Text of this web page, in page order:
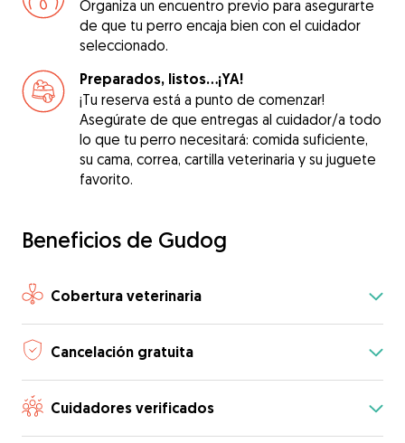
Organiza un encuentro previo para asegurarte
de que tu perro encaja bien con el cuidador
seleccionado.
Preparados, listos...¡YA!
¡Tu reserva está a punto de comenzar!
Asegúrate de que entregas al cuidador/a todo
lo que tu perro necesitará: comida suficiente,
su cama, correa, cartilla veterinaria y su juguete
favorito.
Beneficios de Gudog
Cobertura veterinaria
Cancelación gratuita
Cuidadores verificados